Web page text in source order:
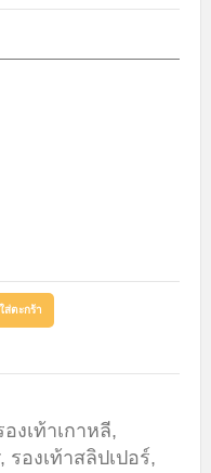
ส่ตะกร้า
องเท้าเกาหลี,
, รองเท้าสลิปเปอร์,